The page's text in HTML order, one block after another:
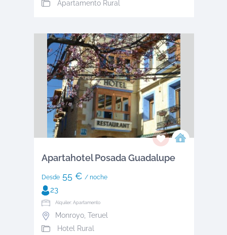
Apartamento Rural
Apartahotel Posada Guadalupe
Desde55 € / noche
23
Alquiler: Apartamento
Monroyo, Teruel
Hotel Rural